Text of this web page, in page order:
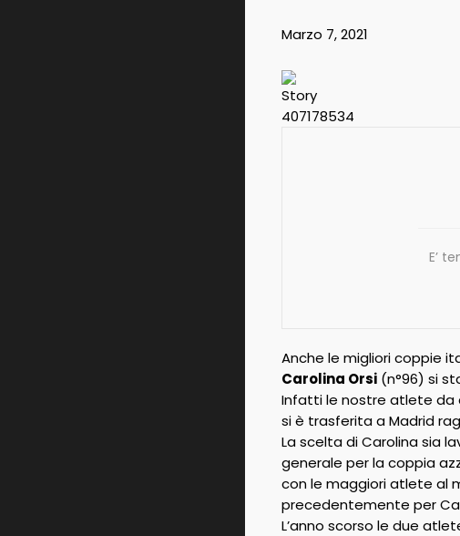
Marzo 7, 2021
E’
Anche le migliori coppie
Carolina Orsi(n°96) si
Infatti le nostre atlete da
si è trasferita a Madrid
La scelta di Carolina sia
generale per la coppia
con le maggiori atlete al
precedentemente per
L’anno scorso le due